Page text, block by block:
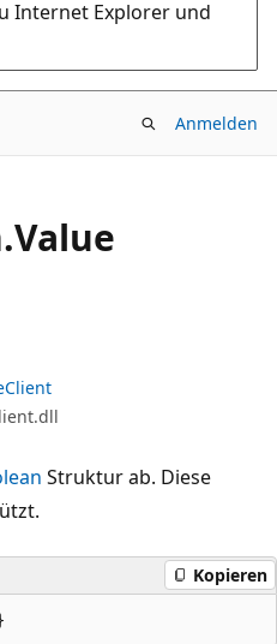
Internet Explorer und
Anmelden
Value
Struktur ab. Diese
Kopieren